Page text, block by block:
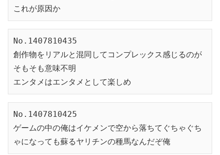
これが原因か
No.1407810435
創作物をリアルと混同してコンプレックス感じるのが
そもそも意味不明
エンタメはエンタメとして楽しめ
No.1407810425
ゲームの中の俺はイケメンで空から落ちてぐちゃぐち
ゃになっても蘇るヤリチンの種馬なんだぞ俺